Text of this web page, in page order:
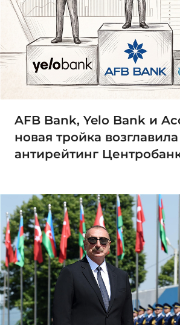
AFB Bank, Yelo Bank и
новая тройка возглавила
антирейтинг